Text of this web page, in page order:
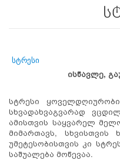
სტრესი
ისწავლე,
სტრესი
სხვადახვაგვარად
ამისთვის საყვარელ
მიმართავს, სხვისთვის
უმეტესობისთვის კი
საშუალება მოწევაა.